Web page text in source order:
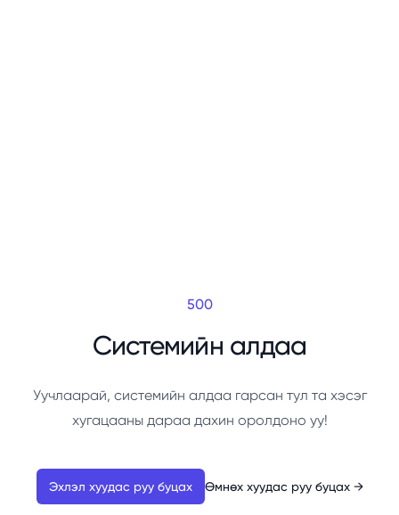
500
Системийн алдаа
Уучлаарай, системийн алдаа гарсан тул та хэсэг
хугацааны дараа дахин оролдоно уу!
Эхлэл хуудас руу буцах Өмнөх хуудас руу буцах →